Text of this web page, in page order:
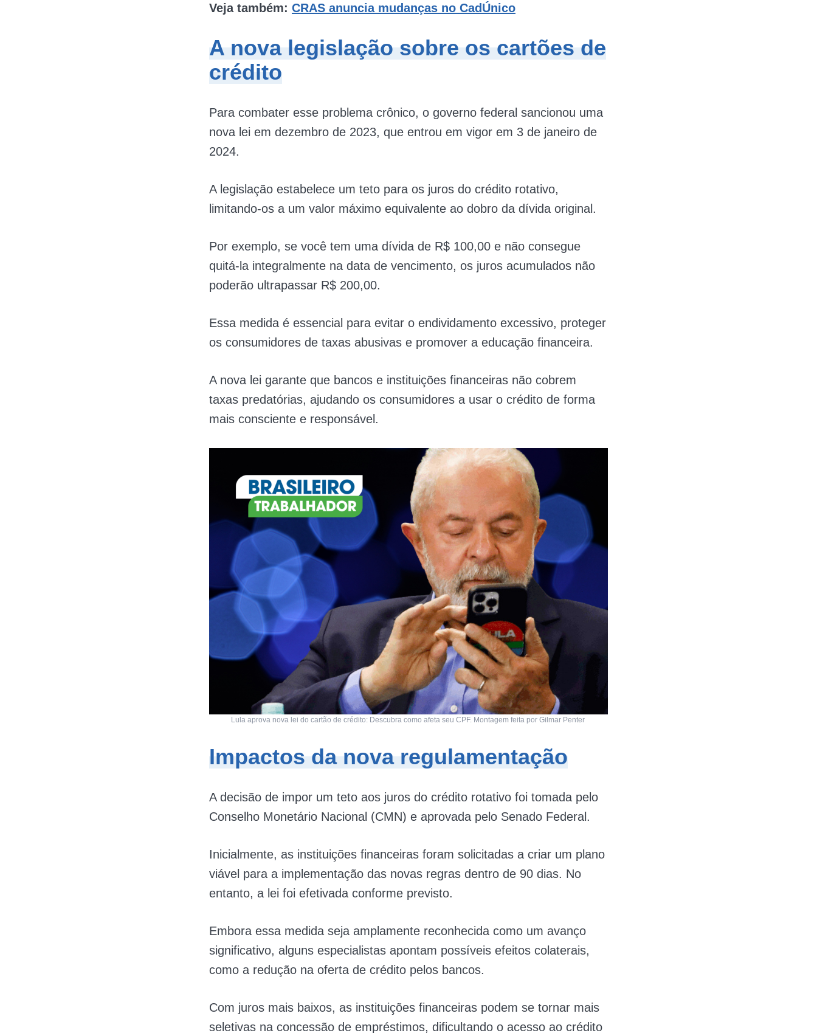
Veja também: CRAS anuncia mudanças no CadÚnico
A nova legislação sobre os cartões de
crédito
Para combater esse problema crônico, o governo federal sancionou uma
nova lei em dezembro de 2023, que entrou em vigor em 3 de janeiro de
2024.
A legislação estabelece um teto para os juros do crédito rotativo,
limitando-os a um valor máximo equivalente ao dobro da dívida original.
Por exemplo, se você tem uma dívida de R$ 100,00 e não consegue
quitá-la integralmente na data de vencimento, os juros acumulados não
poderão ultrapassar R$ 200,00.
Essa medida é essencial para evitar o endividamento excessivo, proteger
os consumidores de taxas abusivas e promover a educação financeira.
A nova lei garante que bancos e instituições financeiras não cobrem
taxas predatórias, ajudando os consumidores a usar o crédito de forma
mais consciente e responsável.
Lula aprova nova lei do cartão de crédito: Descubra como afeta seu CPF. Montagem feita por Gilmar Penter
Impactos da nova regulamentação
A decisão de impor um teto aos juros do crédito rotativo foi tomada pelo
Conselho Monetário Nacional (CMN) e aprovada pelo Senado Federal.
Inicialmente, as instituições financeiras foram solicitadas a criar um plano
viável para a implementação das novas regras dentro de 90 dias. No
entanto, a lei foi efetivada conforme previsto.
Embora essa medida seja amplamente reconhecida como um avanço
significativo, alguns especialistas apontam possíveis efeitos colaterais,
como a redução na oferta de crédito pelos bancos.
Com juros mais baixos, as instituições financeiras podem se tornar mais
seletivas na concessão de empréstimos, dificultando o acesso ao crédito